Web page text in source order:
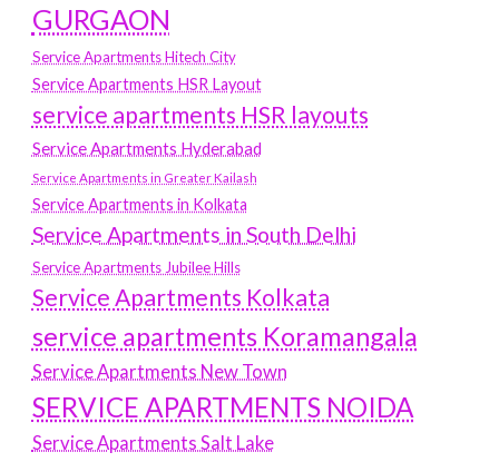
GURGAON
Service Apartments Hitech City
Service Apartments HSR Layout
service apartments HSR layouts
Service Apartments Hyderabad
Service Apartments in Greater Kailash
Service Apartments in Kolkata
Service Apartments in South Delhi
Service Apartments Jubilee Hills
Service Apartments Kolkata
service apartments Koramangala
Service Apartments New Town
SERVICE APARTMENTS NOIDA
Service Apartments Salt Lake